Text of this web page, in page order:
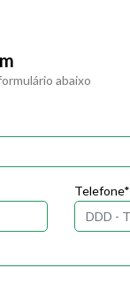
abaixo
Telefone*